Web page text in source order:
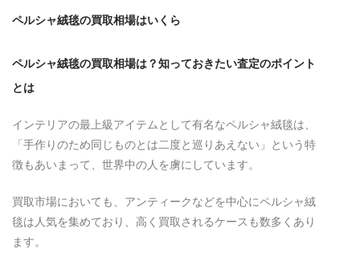
ペルシャ絨毯の買取相場はいくら
ペルシャ絨毯の買取相場は？知っておきたい査定のポイント
とは
インテリアの最上級アイテムとして有名なペルシャ絨毯は、
「手作りのため同じものとは二度と巡りあえない」という特
徴もあいまって、世界中の人を虜にしています。
買取市場においても、アンティークなどを中心にペルシャ絨
毯は人気を集めており、高く買取されるケースも数多くあり
ます。